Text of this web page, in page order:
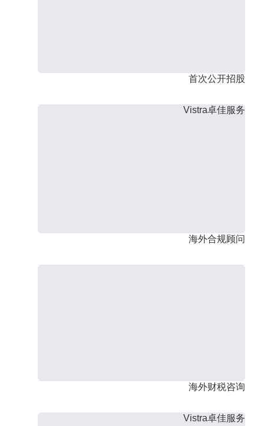
首次公开招股
Vistra卓佳服务
海外合规顾问
海外财税咨询
Vistra卓佳服务